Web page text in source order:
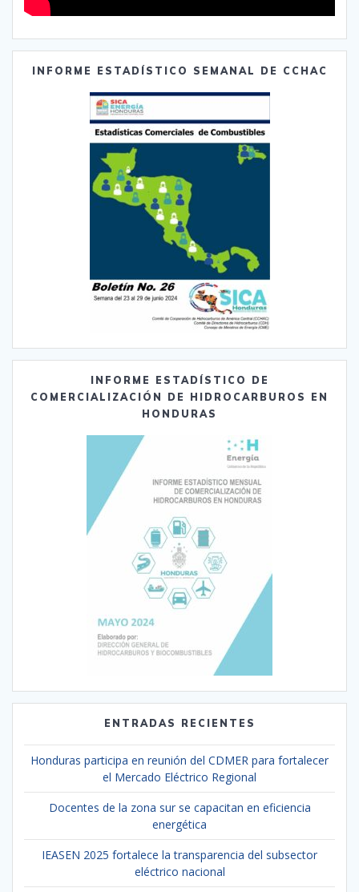
INFORME ESTADÍSTICO SEMANAL DE CCHAC
INFORME ESTADÍSTICO DE
COMERCIALIZACIÓN DE HIDROCARBUROS EN
HONDURAS
ENTRADAS RECIENTES
Honduras participa en reunión del CDMER para fortalecer
el Mercado Eléctrico Regional
Docentes de la zona sur se capacitan en eficiencia
energética
IEASEN 2025 fortalece la transparencia del subsector
eléctrico nacional